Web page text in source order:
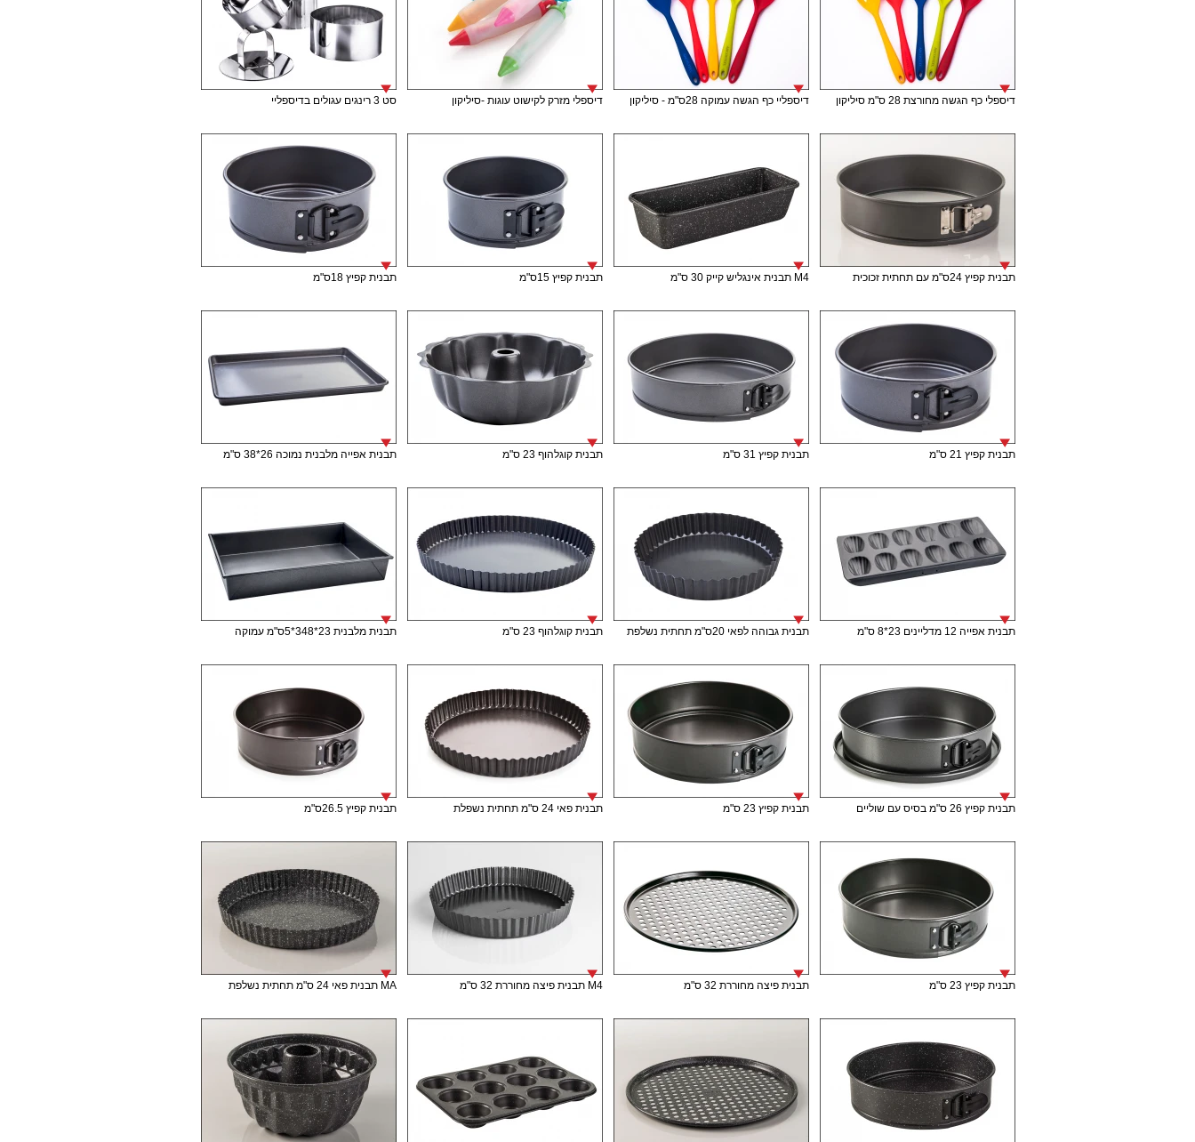
דיספלי כף הגשה מחורצת 28 ס"מ סיליקון דיספליי כף הגשה עמוקה 28ס"מ - סיליקון דיספלי מזרק לקישוט עוגות -סיליקון סט 3 רינגים עגולים בדיספליי
תבנית קפיץ 24ס"מ עם תחתית זכוכית M4 תבנית אינגליש קייק 30 ס"מ תבנית קפיץ 15ס"מ תבנית קפיץ 18ס"מ
תבנית קפיץ 21 ס"מ תבנית קפיץ 31 ס"מ תבנית קוגלהוף 23 ס"מ תבנית אפייה מלבנית נמוכה 26*38 ס"מ
תבנית אפייה 12 מדליינים 23*8 ס"מ תבנית גבוהה לפאי 20ס"מ תחתית נשלפת תבנית קוגלהוף 23 ס"מ תבנית מלבנית 23*348*5ס"מ עמוקה
תבנית קפיץ 26 ס"מ בסיס עם שוליים תבנית קפיץ 23 ס"מ תבנית פאי 24 ס"מ תחתית נשפלת תבנית קפיץ 26.5ס"מ
תבנית קפיץ 23 ס"מ תבנית פיצה מחוררת 32 ס"מ M4 תבנית פיצה מחוררת 32 ס"מ MA תבנית פאי 24 ס"מ תחתית נשלפת